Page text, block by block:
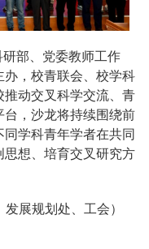
部、党委教师工作
，校青联会、校学科
动交叉科学交流、青
，沙龙将持续围绕前
学科青年学者在共同
想、培育交叉研究方
展规划处、工会）